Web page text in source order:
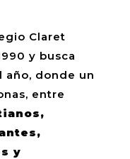
Claret
y busca
año, donde un
entre
y